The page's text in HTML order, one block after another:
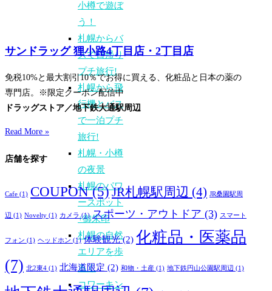
小樽で遊ぼ
う！
札幌からバ
スで日帰り
プチ旅行!
札幌から飛
行機とバス
で一泊プチ
旅行!
札幌・小樽
の夜景
札幌のパワ
ースポット
+御朱印
札幌の自然
エリアを歩
るく
コワーキン
サンドラッグ 狸小路4丁目店・2丁目店
免税10%と最大割引10％でお得に買える、化粧品と日本の薬の
専門店。※限定クーポン配信中
ドラッグストア／地下鉄大通駅周辺
Read More »
店舗を探す
Cafe (1) COUPON(5)JR札幌駅周辺 (4) JR桑園駅周
辺 (1) Novelty (1) カメラ(1) スポーツ・アウトドア (3) スマート
フォン (1) ヘッドホン (1) 体験観光(2) 化粧品・医薬品
(7) 北2東4 (1) 北海道限定 (2) 和物・土産 (1) 地下鉄円山公園駅周辺 (1)